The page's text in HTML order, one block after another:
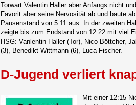
Torwart Valentin Haller aber Anfangs nicht
Favorit aber seine Nervosität ab und baute
Pausenstand von 5:11 aus. In der zweiten
zeigte bis zum Endstand von 12:22 mit viel
HSG: Vanlentin Haller (Tor), Nico Böttcher,
(3), Benedikt Wittmann (6), Luca Fischer.
D-Jugend verliert
Mit einer 12:15